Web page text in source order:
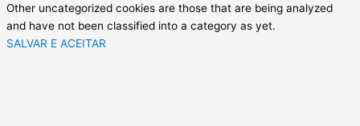
Other uncategorized cookies are those that are being analyzed
and have not been classified into a category as yet.
SALVAR E ACEITAR